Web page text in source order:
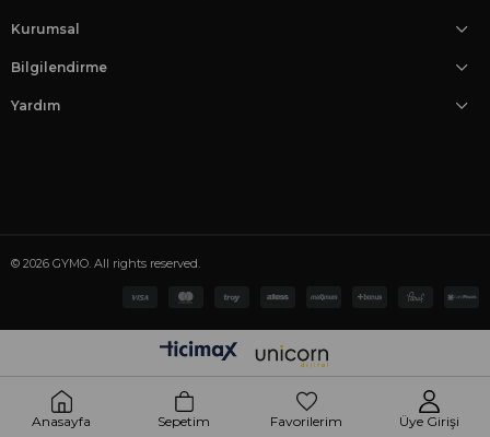
Kurumsal
Bilgilendirme
Yardım
© 2026 GYMO. All rights reserved.
Anasayfa Sepetim Favorilerim Üye Girişi